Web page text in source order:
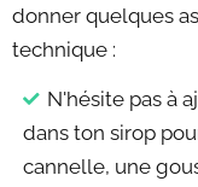
donner quelques
technique :
N'hésite pas à
dans ton sirop
cannelle, une